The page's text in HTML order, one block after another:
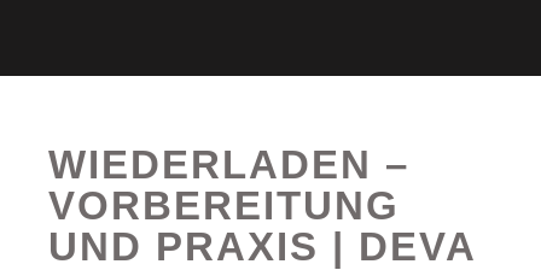
WIEDERLADEN –
VORBEREITUNG
UND PRAXIS | DEVA